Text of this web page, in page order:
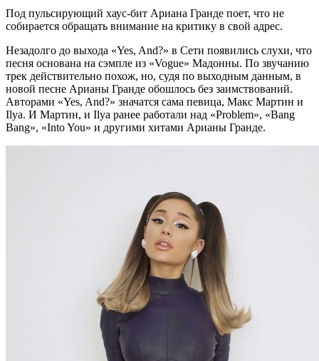
Под пульсирующий хаус-бит Ариана Гранде поет, что не
собирается обращать внимание на критику в свой адрес.
Незадолго до выхода «Yes, And?» в Сети появились слухи, что
песня основана на сэмпле из «Vogue» Мадонны. По звучанию
трек действительно похож, но, судя по выходным данным, в
новой песне Арианы Гранде обошлось без заимствований.
Авторами «Yes, And?» значатся сама певица, Макс Мартин и
Ilya. И Мартин, и Ilya ранее работали над «Problem», «Bang
Bang», «Into You» и другими хитами Арианы Гранде.